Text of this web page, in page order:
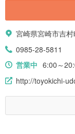
宮崎県宮崎市吉
0985-28-5811
営業中 6:00～
http://toyokichi-